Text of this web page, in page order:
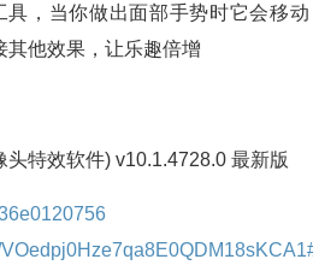
具，当你做出面部手势时它会移
其他效果，让乐趣倍增
特效软件) v10.1.4728.0 最新版